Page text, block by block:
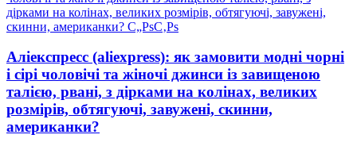
Аліекспресс (aliexpress): як замовити модні чорні
і сірі чоловічі та жіночі джинси із завищеною
талією, рвані, з дірками на колінах, великих
розмірів, обтягуючі, завужені, скинни,
американки?